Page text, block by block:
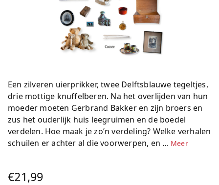
Een zilveren uierprikker, twee Delftsblauwe tegeltjes,
drie mottige knuffelberen. Na het overlijden van hun
moeder moeten Gerbrand Bakker en zijn broers en
zus het ouderlijk huis leegruimen en de boedel
verdelen. Hoe maak je zo’n verdeling? Welke verhalen
schuilen er achter al die voorwerpen, en ... Meer
€21,99